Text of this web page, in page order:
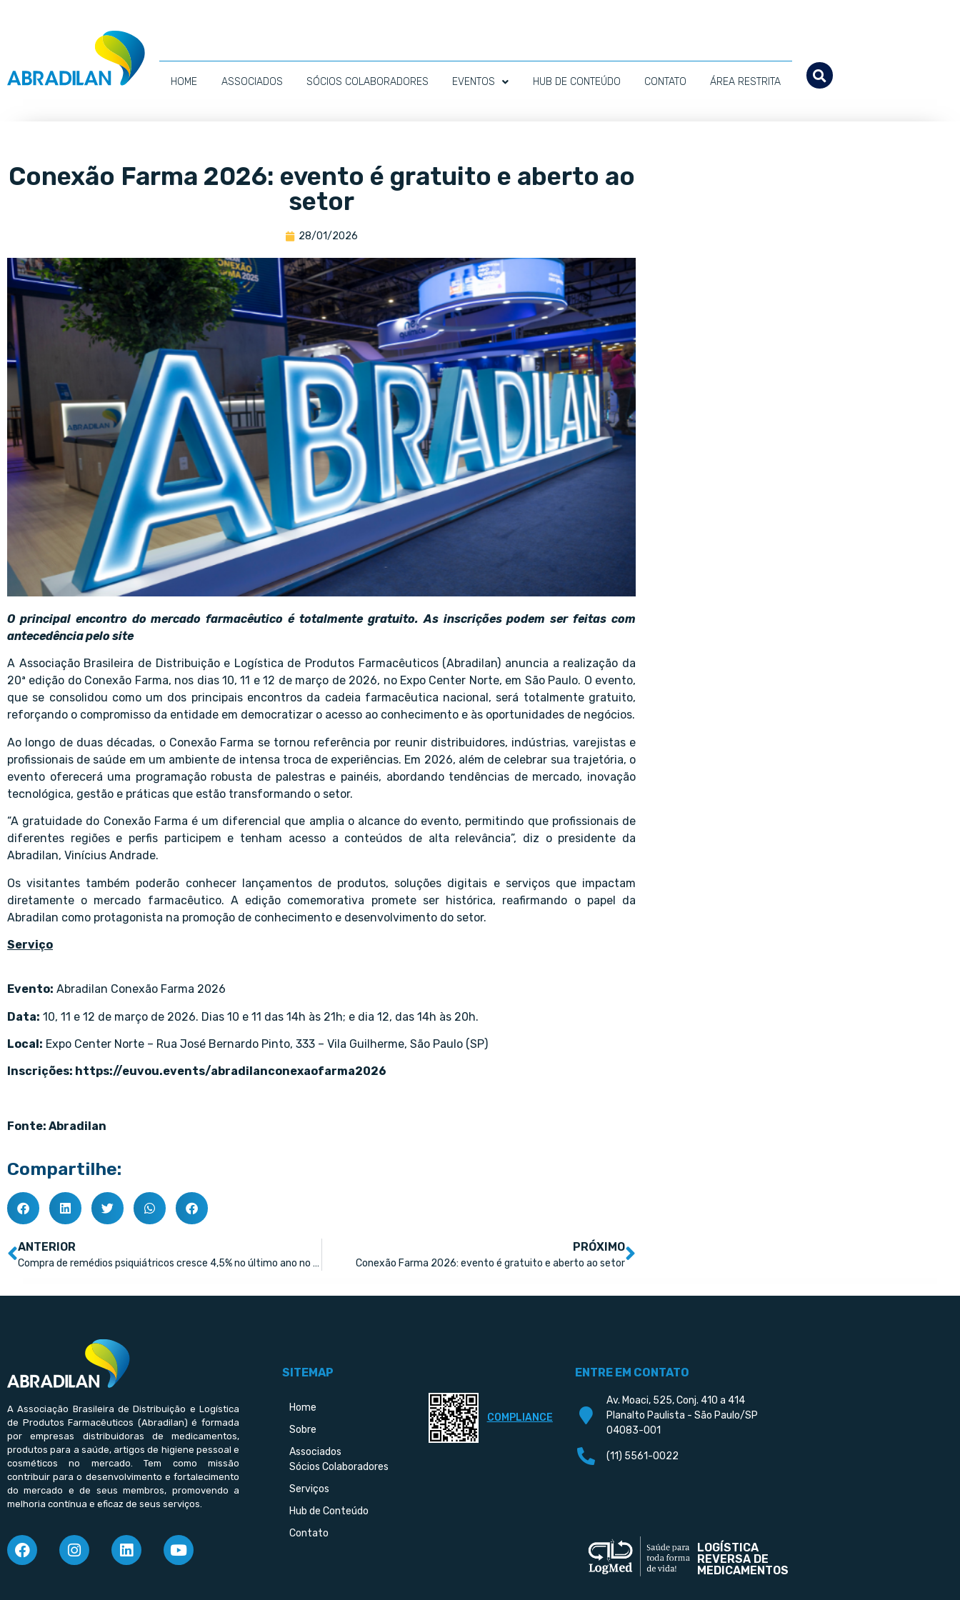
HOME ASSOCIADOS SÓCIOS COLABORADORES EVENTOS HUB DE CONTEÚDO CONTATO ÁREA RESTRITA
Conexão Farma 2026: evento é gratuito e aberto ao
setor
28/01/2026
O principal encontro do mercado farmacêutico é totalmente gratuito. As inscrições podem ser feitas com
antecedência pelo site
A Associação Brasileira de Distribuição e Logística de Produtos Farmacêuticos (Abradilan) anuncia a realização da
20ª edição do Conexão Farma, nos dias 10, 11 e 12 de março de 2026, no Expo Center Norte, em São Paulo. O evento,
que se consolidou como um dos principais encontros da cadeia farmacêutica nacional, será totalmente gratuito,
reforçando o compromisso da entidade em democratizar o acesso ao conhecimento e às oportunidades de negócios.
Ao longo de duas décadas, o Conexão Farma se tornou referência por reunir distribuidores, indústrias, varejistas e
profissionais de saúde em um ambiente de intensa troca de experiências. Em 2026, além de celebrar sua trajetória, o
evento oferecerá uma programação robusta de palestras e painéis, abordando tendências de mercado, inovação
tecnológica, gestão e práticas que estão transformando o setor.
“A gratuidade do Conexão Farma é um diferencial que amplia o alcance do evento, permitindo que profissionais de
diferentes regiões e perfis participem e tenham acesso a conteúdos de alta relevância”, diz o presidente da
Abradilan, Vinícius Andrade.
Os visitantes também poderão conhecer lançamentos de produtos, soluções digitais e serviços que impactam
diretamente o mercado farmacêutico. A edição comemorativa promete ser histórica, reafirmando o papel da
Abradilan como protagonista na promoção de conhecimento e desenvolvimento do setor.
Serviço
Evento: Abradilan Conexão Farma 2026
Data: 10, 11 e 12 de março de 2026. Dias 10 e 11 das 14h às 21h; e dia 12, das 14h às 20h.
Local: Expo Center Norte – Rua José Bernardo Pinto, 333 – Vila Guilherme, São Paulo (SP)
Inscrições: https://euvou.events/abradilanconexaofarma2026
Fonte: Abradilan
Compartilhe:
ANTERIOR
Compra de remédios psiquiátricos cresce 4,5% no último ano no Brasil
PRÓXIMO
Conexão Farma 2026: evento é gratuito e aberto ao setor
A Associação Brasileira de Distribuição e Logística
de Produtos Farmacêuticos (Abradilan) é formada
por empresas distribuidoras de medicamentos,
produtos para a saúde, artigos de higiene pessoal e
cosméticos no mercado. Tem como missão
contribuir para o desenvolvimento e fortalecimento
do mercado e de seus membros, promovendo a
melhoria contínua e eficaz de seus serviços.
SITEMAP
Home
Sobre
Associados
Sócios Colaboradores
Serviços
Hub de Conteúdo
Contato
COMPLIANCE
ENTRE EM CONTATO
Av. Moaci, 525, Conj. 410 a 414
Planalto Paulista - São Paulo/SP
04083-001
(11) 5561-0022
LOGÍSTICA
REVERSA DE
MEDICAMENTOS